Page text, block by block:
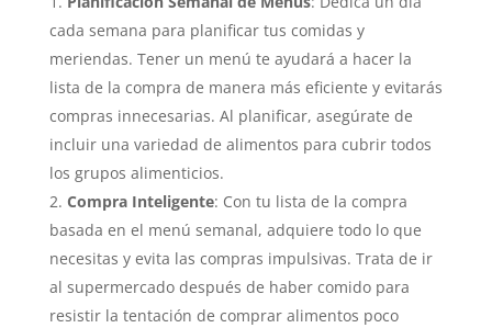
cada semana para planificar tus comidas y
meriendas. Tener un menú te ayudará a hacer la
lista de la compra de manera más eficiente y evitarás
compras innecesarias. Al planificar, asegúrate de
incluir una variedad de alimentos para cubrir todos
los grupos alimenticios.
Compra Inteligente: Con tu lista de la compra
basada en el menú semanal, adquiere todo lo que
necesitas y evita las compras impulsivas. Trata de ir
al supermercado después de haber comido para
resistir la tentación de comprar alimentos poco